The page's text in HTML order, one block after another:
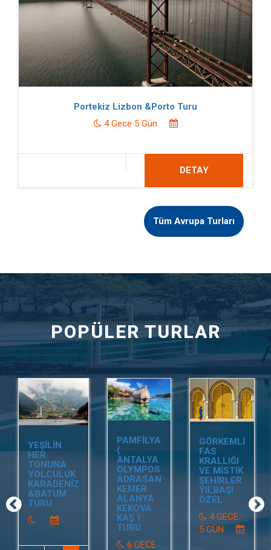
Portekiz Lizbon &Porto Turu
4 Gece 5 Gün
DETAY
Tüm Avrupa Turları
POPÜLER TURLAR
YEŞİLİN
HER
TONUNA
YOLCULUK
KARADENİZ
&BATUM
TURU
PAMFİLYA
(
ANTALYA
OLYMPOS
ADRASAN
KEMER
ALANYA
KEKOVA
KAŞ )
TURU
6 GECE
GÖRKEMLİ
FAS
KRALLIĞI
VE MİSTİK
ŞEHİRLER
YILBAŞI
ÖZEL
4 GECE
5 GÜN